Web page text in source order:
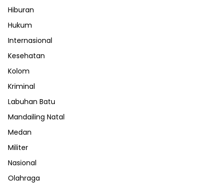
Hiburan
Hukum
Internasional
Kesehatan
Kolom
Kriminal
Labuhan Batu
Mandailing Natal
Medan
Militer
Nasional
Olahraga